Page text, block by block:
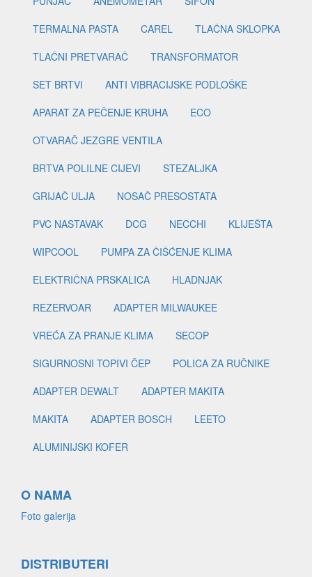
TERMALNA PASTA
CAREL
TLAČNA SKLOPKA
TLAČNI PRETVARAČ
TRANSFORMATOR
SET BRTVI
ANTI VIBRACIJSKE PODLOŠKE
APARAT ZA PEČENJE KRUHA
ECO
OTVARAČ JEZGRE VENTILA
BRTVA POLILNE CIJEVI
STEZALJKA
GRIJAČ ULJA
NOSAČ PRESOSTATA
PVC NASTAVAK
DCG NECCHI
KLIJEŠTA
WIPCOOL
PUMPA ZA ČIŠĆENJE KLIMA
ELEKTRIČNA PRSKALICA
HLADNJAK
REZERVOAR
ADAPTER MILWAUKEE
VREĆA ZA PRANJE KLIMA
SECOP
SIGURNOSNI TOPIVI ČEP
POLICA ZA RUČNIKE
ADAPTER DEWALT
ADAPTER MAKITA
MAKITA
ADAPTER BOSCH
LEETO
ALUMINIJSKI KOFER
O NAMA
Foto galerija
DISTRIBUTERI